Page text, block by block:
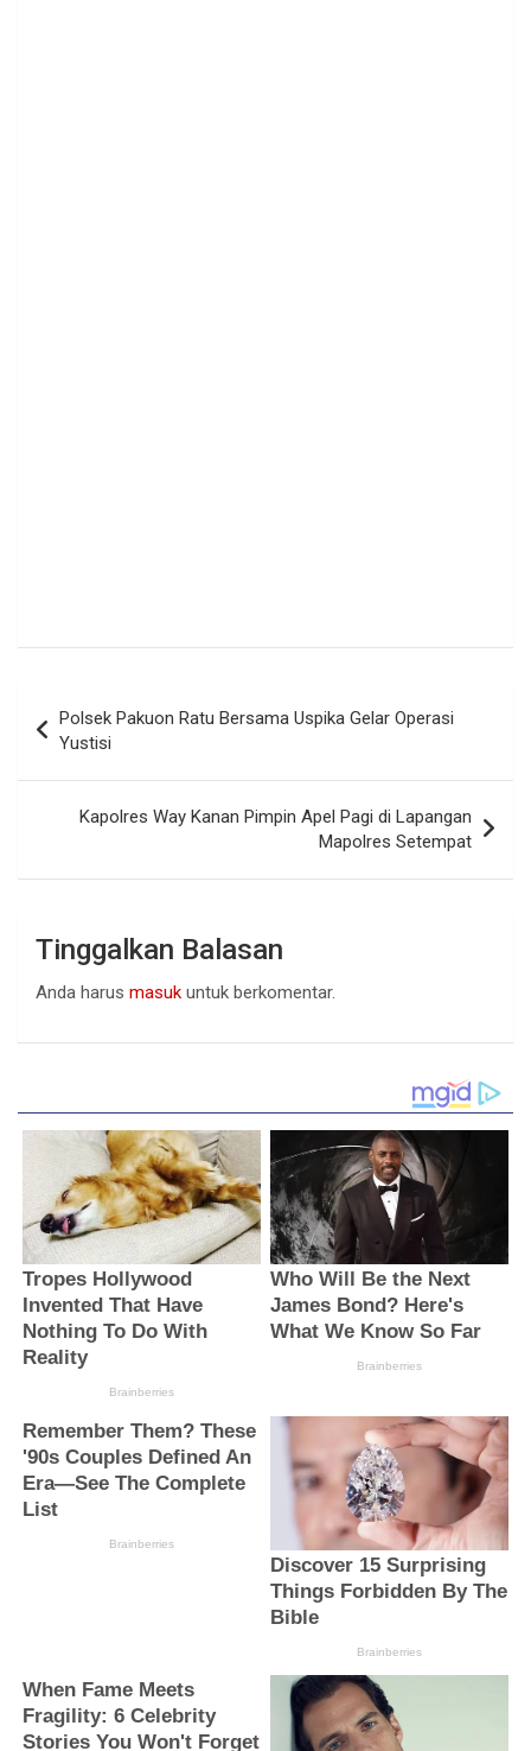
pos
Polsek Pakuon Ratu Bersama Uspika Gelar Operasi
Yustisi
Kapolres Way Kanan Pimpin Apel Pagi di Lapangan
Mapolres Setempat
Tinggalkan Balasan
Anda harus masuk untuk berkomentar.